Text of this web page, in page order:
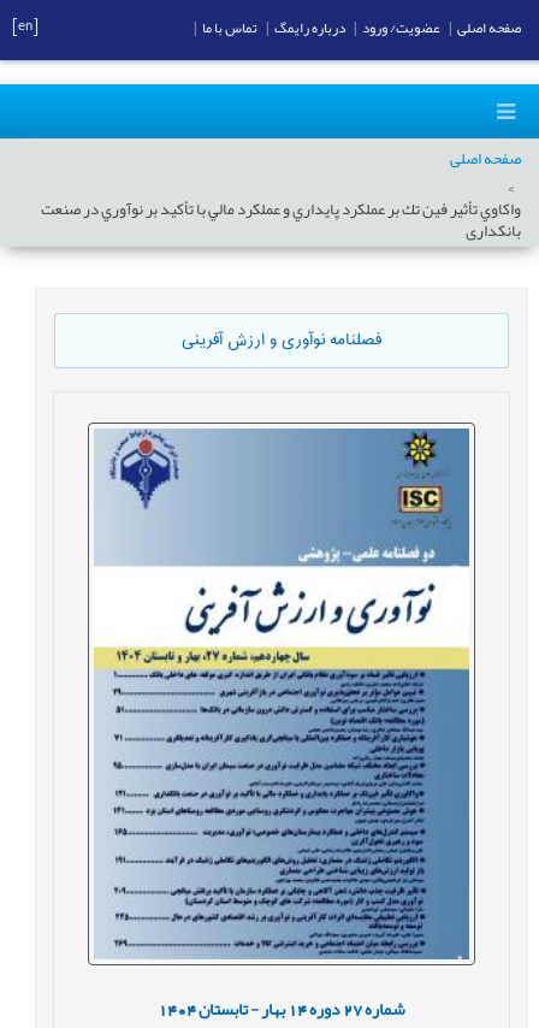
صفحه اصلی
واكاوي تأثير فين تك بر عملكرد پايداري و عملكرد مالي با تأكيد بر نوآوري در صنعت
بانکداری
فصلنامه نوآوری و ارزش آفرینی
شماره27 دوره14 بهار - تابستان1404
صفحه اصلی عضویت/ ورود درباره رایمگ تماس با ما